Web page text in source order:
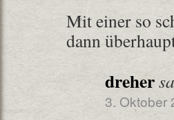
Mit einer so
dann
dreher
3. Oktober